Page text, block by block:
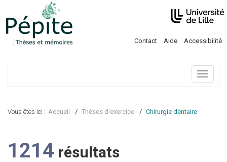
Contact Aide Accessibilité
Menu
Vous êtes ici : Accueil Thèses d'exercice Chirurgie dentaire
1214 résultats